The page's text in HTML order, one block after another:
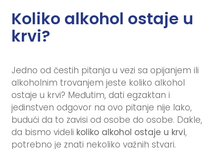
Koliko alkohol ostaje u
krvi?
Jedno od čestih pitanja u vezi sa opijanjem ili
alkoholnim trovanjem jeste koliko alkohol
ostaje u krvi? Međutim, dati egzaktan i
jedinstven odgovor na ovo pitanje nije lako,
budući da to zavisi od osobe do osobe. Dakle,
da bismo videli koliko alkohol ostaje u krvi,
potrebno je znati nekoliko važnih stvari.